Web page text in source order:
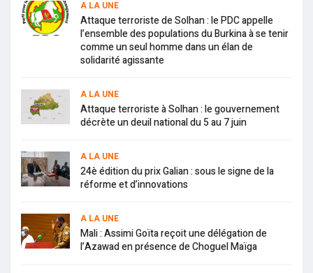
A LA UNE
Attaque terroriste de Solhan : le PDC appelle
l’ensemble des populations du Burkina à se tenir
comme un seul homme dans un élan de
solidarité agissante
A LA UNE
Attaque terroriste à Solhan : le gouvernement
décrète un deuil national du 5 au 7 juin
A LA UNE
24è édition du prix Galian : sous le signe de la
réforme et d’innovations
A LA UNE
Mali : Assimi Goïta reçoit une délégation de
l’Azawad en présence de Choguel Maïga